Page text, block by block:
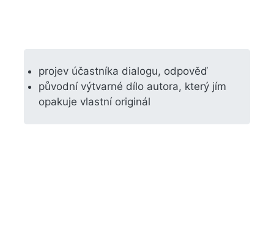
projev účastníka dialogu, odpověď
původní výtvarné dílo autora, který jím
opakuje vlastní originál